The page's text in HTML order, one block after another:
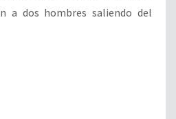
a dos hombres saliendo del